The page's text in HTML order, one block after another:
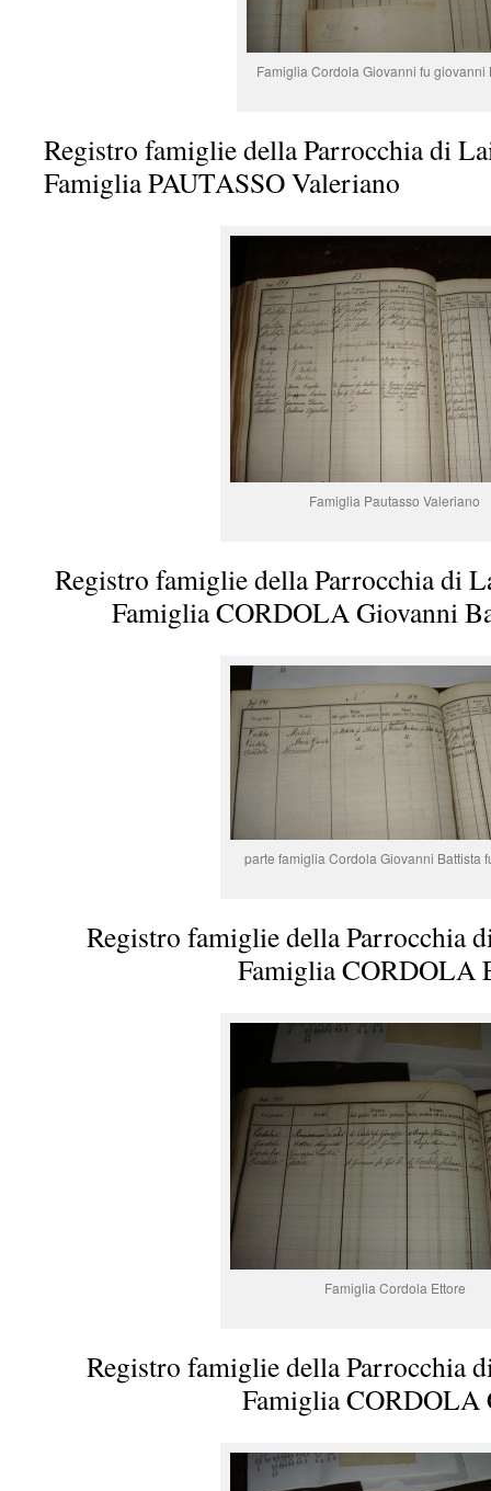
Famiglia Cordola Giovanni fu giovanni
Registro famiglie della Parrocchia di
Famiglia PAUTASSO Valeriano
Famiglia Pautasso Valeriano
Registro famiglie della Parrocchia di
Famiglia CORDOLA Giovanni
parte famiglia Cordola Giovanni Battista
Registro famiglie della Parrocchia
Famiglia CORDOLA
Famiglia Cordola Ettore
Registro famiglie della Parrocchia
Famiglia CORDOLA